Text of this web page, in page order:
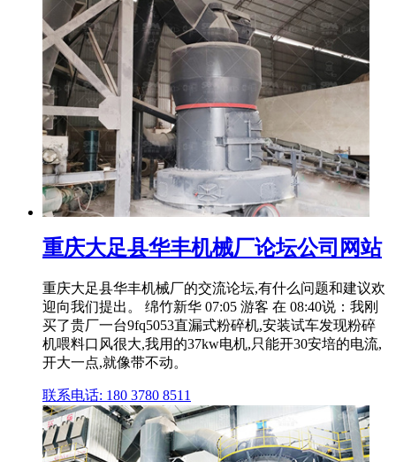
重庆大足县华丰机械厂论坛公司网站
重庆大足县华丰机械厂的交流论坛,有什么问题和建议欢
迎向我们提出。 绵竹新华 07:05 游客 在 08:40说：我刚
买了贵厂一台9fq5053直漏式粉碎机,安装试车发现粉碎
机喂料口风很大,我用的37kw电机,只能开30安培的电流,
开大一点,就像带不动。
联系电话: 180 3780 8511